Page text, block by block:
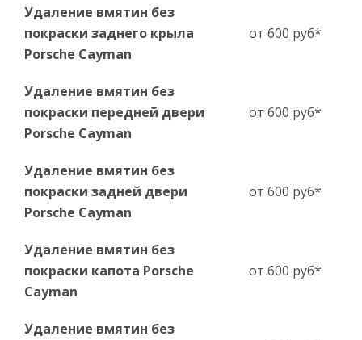
Удаление вмятин без
покраски заднего крыла
Porsche Cayman
от 600 руб*
Удаление вмятин без
покраски передней двери
Porsche Cayman
от 600 руб*
Удаление вмятин без
покраски задней двери
Porsche Cayman
от 600 руб*
Удаление вмятин без
покраски капота Porsche
Cayman
от 600 руб*
Удаление вмятин без